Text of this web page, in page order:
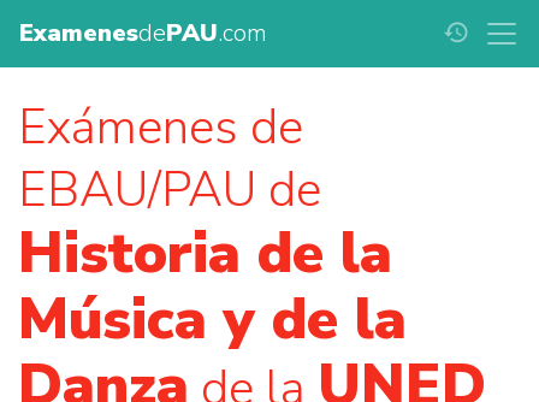
ExamenesdePAU.com history
Exámenes de
EBAU/PAU de
Historia de la
Música y de la
Danza de la UNED